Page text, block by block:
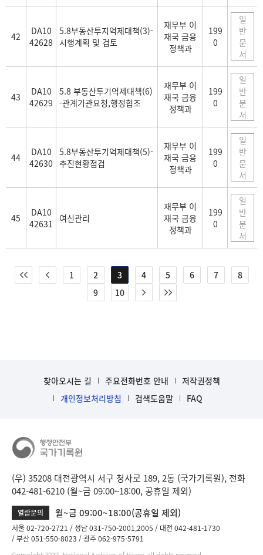
42
DA10
42628
5.8부동산투지억제대책(3)-
시행계획 및 검토
재무부 이
재국 금융
정책과
199
0
일
반
문
서
43
DA10
42629
5.8 부동산투기억제대책(6)
-관계기관요청,행정협조
재무부 이
재국 금융
정책과
199
0
일
반
문
서
44
DA10
42630
5.8부동산투기억제대책(5)-
추진현황점검
재무부 이
재국 금융
정책과
199
0
일
반
문
서
45
DA10
42631
여신관리
재무부 이
재국 금융
정책과
199
0
일
반
문
서
1 2 3 4 5 6 7
8
9
10
찾아오시는 길 주요전화번호 안내
저작권정책
개인정보처리방침
검색도움말 FAQ
(우) 35208 대전광역시 서구 청사로 189, 2동 (국가기록원), 전화
042-481-6210 (월~금 09:00~18:00, 공휴일 제외)
열람문의 월~금 09:00~18:00(공휴일 제외)
서울 02-720-2721 성남 031-750-2001,2005
대전 042-481-1730
부산 051-550-8023
광주 062-975-5791